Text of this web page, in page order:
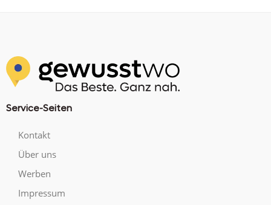
Service-Seiten
Kontakt
Über uns
Werben
Impressum